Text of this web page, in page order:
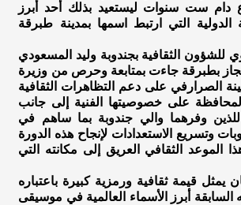
دام ست سنوات ليستعيد بذلك أحد أبرز
الدولية التي ارتبط اسمها بمدينة طبرقة
للشؤون الثقافية بجندوبة وليد المسعودي
بطبرقة جاءت بمتابعة وحرص من وزيرة
الصرارفي على دعم التظاهرات الثقافية
على خصوصيتها الفنية إلى جانب
وفرهما والي جندوبة بما ساهم في
وتسريع الاستعدادات لإنجاح هذه الدورة
هذا الموعد الثقافي العريق إلى مكانته التي
قيمة ثقافية ورمزية كبيرة باعتباره
أبرز الأسماء العالمية في موسيقى